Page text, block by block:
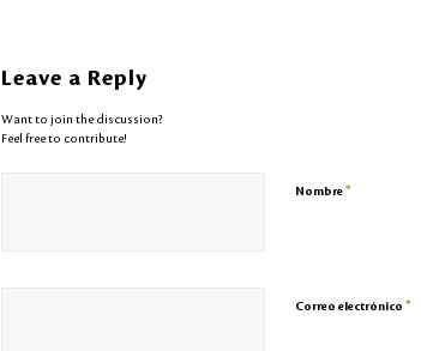
Leave a Reply
Want to join the discussion?
Feel free to contribute!
Nombre*
Correo electrónico *